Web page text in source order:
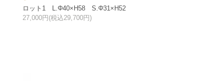
ロット1 L.Φ40×H58 S.Φ31×H52
27,000円(税込29,700円)